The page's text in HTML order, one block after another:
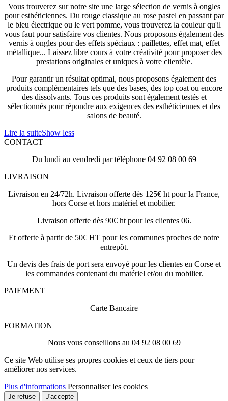
Vous trouverez sur notre site une large sélection de vernis à ongles
pour esthéticiennes. Du rouge classique au rose pastel en passant par
le bleu électrique ou le vert pomme, vous trouverez la couleur qu'il
vous faut pour satisfaire vos clientes. Nous proposons également des
vernis à ongles pour des effets spéciaux : paillettes, effet mat, effet
métallique... Laissez libre cours à votre créativité pour proposer des
prestations originales et uniques à votre clientèle.
Pour garantir un résultat optimal, nous proposons également des
produits complémentaires tels que des bases, des top coat ou encore
des dissolvants. Tous ces produits sont également testés et
sélectionnés pour répondre aux exigences des esthéticiennes et des
salons de beauté.
Lire la suiteShow less
CONTACT
Du lundi au vendredi par téléphone 04 92 08 00 69
LIVRAISON
Livraison en 24/72h. Livraison offerte dès 125€ ht pour la France,
hors Corse et hors matériel et mobilier.
Livraison offerte dès 90€ ht pour les clientes 06.
Et offerte à partir de 50€ HT pour les communes proches de notre
entrepôt.
Un devis des frais de port sera envoyé pour les clientes en Corse et
les commandes contenant du matériel et/ou du mobilier.
PAIEMENT
Carte Bancaire
FORMATION
Nous vous conseillons au 04 92 08 00 69
Ce site Web utilise ses propres cookies et ceux de tiers pour
améliorer nos services.
Plus d'informations Personnaliser les cookies
Je refuse J'accepte